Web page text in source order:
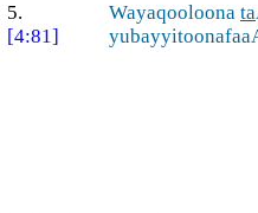
5.
[4:81]
Wayaqooloona ta